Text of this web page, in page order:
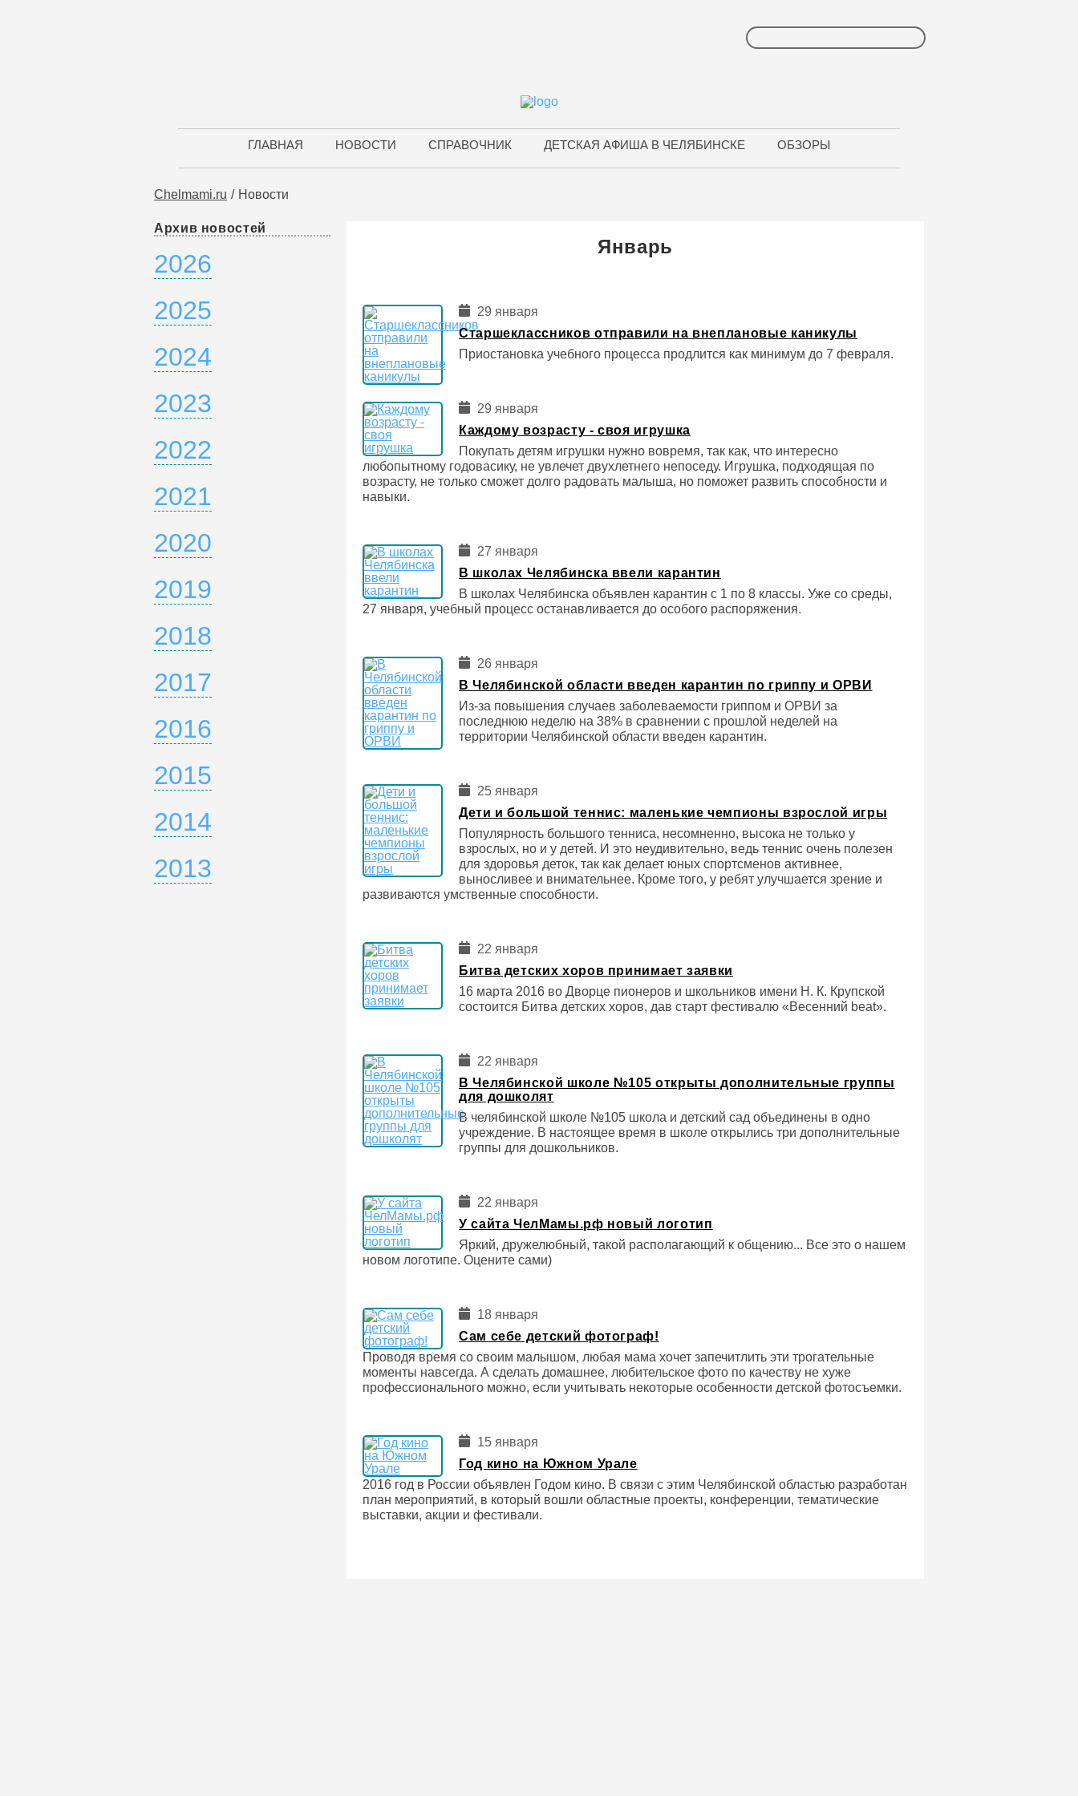
ГЛАВНАЯ НОВОСТИ СПРАВОЧНИК ДЕТСКАЯ АФИША В ЧЕЛЯБИНСКЕ ОБЗОРЫ
Chelmami.ru Новости
Архив новостей
2026
2025
2024
2023
2022
2021
2020
2019
2018
2017
2016
2015
2014
2013
Январь
29 января
Старшеклассников отправили на внеплановые каникулы
Приостановка учебного процесса продлится как минимум до 7 февраля.
29 января
Каждому возрасту - своя игрушка
Покупать детям игрушки нужно вовремя, так как, что интересно
любопытному годовасику, не увлечет двухлетнего непоседу. Игрушка, подходящая по
возрасту, не только сможет долго радовать малыша, но поможет развить способности и
навыки.
27 января
В школах Челябинска ввели карантин
В школах Челябинска объявлен карантин с 1 по 8 классы. Уже со среды,
27 января, учебный процесс останавливается до особого распоряжения.
26 января
В Челябинской области введен карантин по гриппу и ОРВИ
Из-за повышения случаев заболеваемости гриппом и ОРВИ за
последнюю неделю на 38% в сравнении с прошлой неделей на
территории Челябинской области введен карантин.
25 января
Дети и большой теннис: маленькие чемпионы взрослой игры
Популярность большого тенниса, несомненно, высока не только у
взрослых, но и у детей. И это неудивительно, ведь теннис очень полезен
для здоровья деток, так как делает юных спортсменов активнее,
выносливее и внимательнее. Кроме того, у ребят улучшается зрение и
развиваются умственные способности.
22 января
Битва детских хоров принимает заявки
16 марта 2016 во Дворце пионеров и школьников имени Н. К. Крупской
состоится Битва детских хоров, дав старт фестивалю «Весенний beat».
22 января
В Челябинской школе №105 открыты дополнительные группы
для дошколят
В челябинской школе №105 школа и детский сад объединены в одно
учреждение. В настоящее время в школе открылись три дополнительные
группы для дошкольников.
22 января
У сайта ЧелМамы.рф новый логотип
Яркий, дружелюбный, такой располагающий к общению... Все это о нашем
новом логотипе. Оцените сами)
18 января
Сам себе детский фотограф!
Проводя время со своим малышом, любая мама хочет запечитлить эти трогательные
моменты навсегда. А сделать домашнее, любительское фото по качеству не хуже
профессионального можно, если учитывать некоторые особенности детской фотосъемки.
15 января
Год кино на Южном Урале
2016 год в России объявлен Годом кино. В связи с этим Челябинской областью разработан
план мероприятий, в который вошли областные проекты, конференции, тематические
выставки, акции и фестивали.